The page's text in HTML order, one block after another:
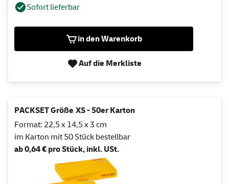
Sofort lieferbar
in den Warenkorb
Auf die Merkliste
PACKSET Größe XS - 50er Karton
Format: 22,5 x 14,5 x 3 cm
im Karton mit 50 Stück bestellbar
ab 0,64 € pro Stück, inkl. USt.